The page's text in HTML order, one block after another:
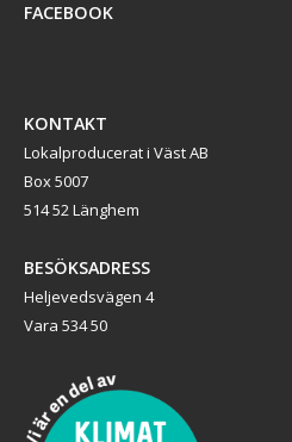
FACEBOOK
KONTAKT
Lokalproducerat i Väst AB
Box 5007
514 52 Länghem
BESÖKSADRESS
Heljevedsvägen 4
Vara 534 50